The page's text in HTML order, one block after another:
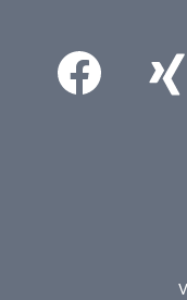
Abre em uma nova
Abre